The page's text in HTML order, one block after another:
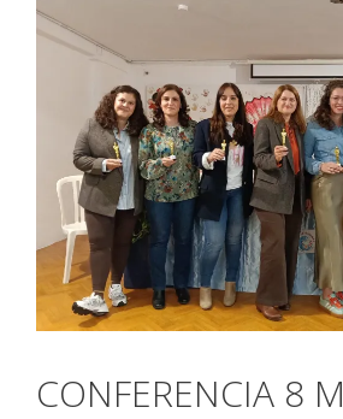
CONFERENCIA 8 M